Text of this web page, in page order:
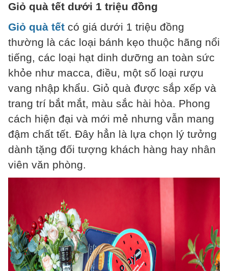
Giỏ quà tết dưới 1 triệu đồng
Giỏ quà tết có giá dưới 1 triệu đồng
thường là các loại bánh kẹo thuộc hãng nổi
tiếng, các loại hạt dinh dưỡng an toàn sức
khỏe như macca, điều, một số loại rượu
vang nhập khẩu. Giỏ quà được sắp xếp và
trang trí bắt mắt, màu sắc hài hòa. Phong
cách hiện đại và mới mẻ nhưng vẫn mang
đậm chất tết. Đây hẳn là lựa chọn lý tưởng
dành tặng đối tượng khách hàng hay nhân
viên văn phòng.